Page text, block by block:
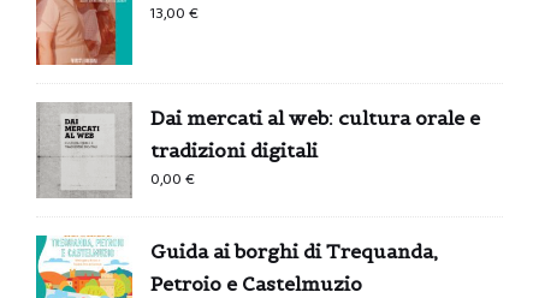
13,00€
Dai mercati al web: cultura orale e
tradizioni digitali
0,00€
Guida ai borghi di Trequanda,
Petroio e Castelmuzio